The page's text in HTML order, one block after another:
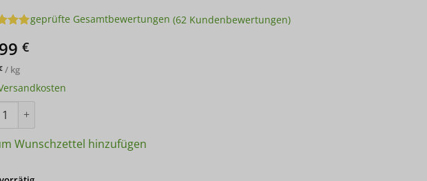
4.85
geprüfte Gesamtbewertungen (62 Kundenbewertungen)
€
/ kg
SCHWARZE SAHNE - low-carb & keto Schokolade ohne Zuckerzusatz in
Wunschzettel hinzufügen